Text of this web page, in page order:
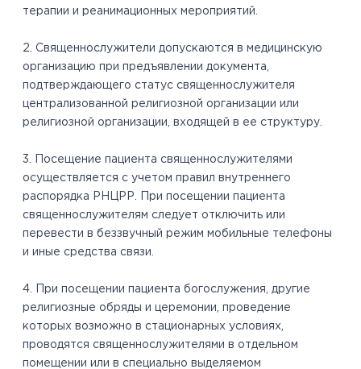
терапии и реанимационных мероприятий.
2. Священнослужители допускаются в медицинскую
организацию при предъявлении документа,
подтверждающего статус священнослужителя
централизованной религиозной организации или
религиозной организации, входящей в ее структуру.
3. Посещение пациента священнослужителями
осуществляется с учетом правил внутреннего
распорядка РНЦРР. При посещении пациента
священнослужителям следует отключить или
перевести в беззвучный режим мобильные телефоны
и иные средства связи.
4. При посещении пациента богослужения, другие
религиозные обряды и церемонии, проведение
которых возможно в стационарных условиях,
проводятся священнослужителями в отдельном
помещении или в специально выделяемом